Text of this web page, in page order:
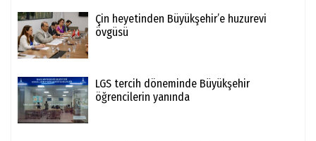
Çin heyetinden Büyükşehir’e huzurevi
övgüsü
LGS tercih döneminde Büyükşehir
öğrencilerin yanında